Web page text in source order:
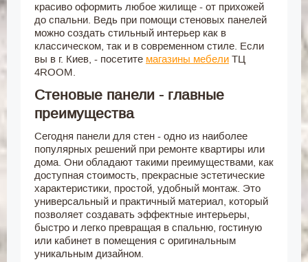
красиво оформить любое жилище - от прихожей
до спальни. Ведь при помощи стеновых панелей
можно создать стильный интерьер как в
классическом, так и в современном стиле. Если
вы в г. Киев, - посетите магазины мебели ТЦ
4ROOM.
Стеновые панели - главные
преимущества
Сегодня панели для стен - одно из наиболее
популярных решений при ремонте квартиры или
дома. Они обладают такими преимуществами, как
доступная стоимость, прекрасные эстетические
характеристики, простой, удобный монтаж. Это
универсальный и практичный материал, который
позволяет создавать эффектные интерьеры,
быстро и легко превращая в спальню, гостиную
или кабинет в помещения с оригинальным
уникальным дизайном.